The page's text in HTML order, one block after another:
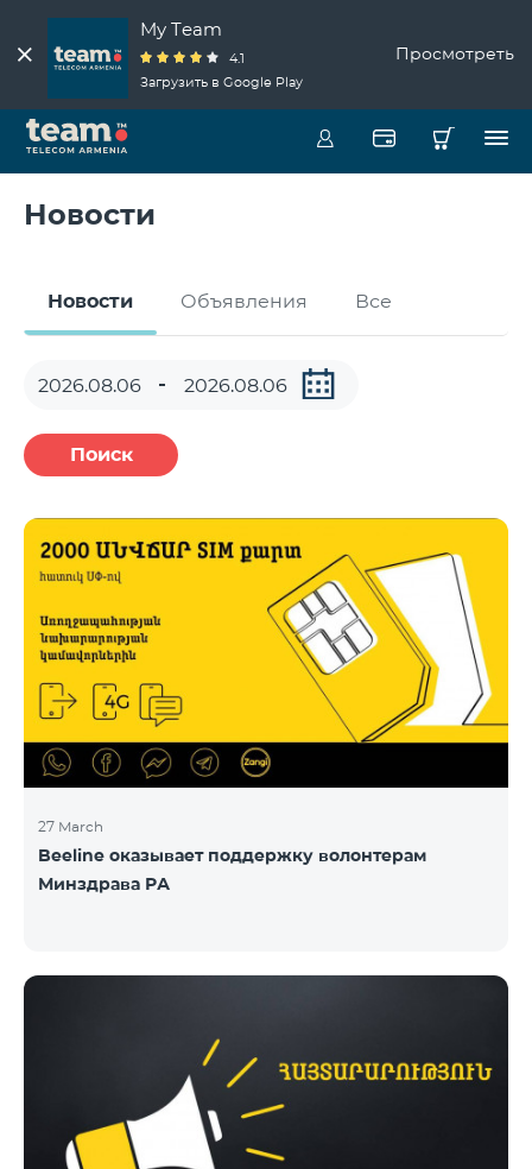
My Team
4.1
Загрузить в Google Play
Просмотреть
Новости
Новости Объявления Все
Поиск
27 March
Beeline оказывает поддержку волонтерам
Минздрава РА